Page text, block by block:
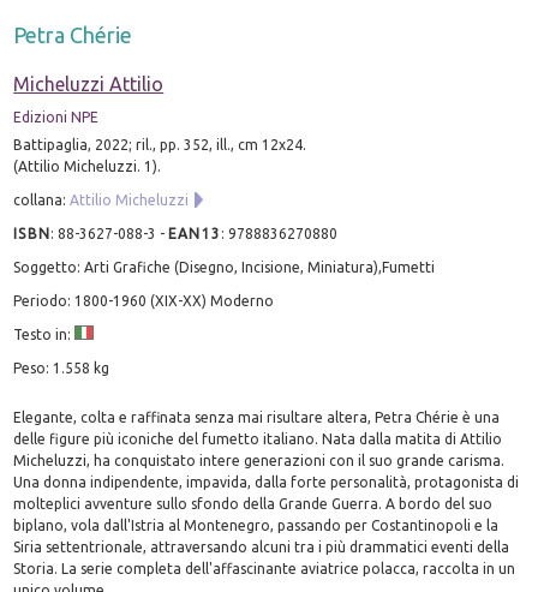
Petra Chérie
Micheluzzi Attilio
Edizioni NPE
Battipaglia, 2022; ril., pp. 352, ill., cm 12x24.
(Attilio Micheluzzi. 1).
collana:Attilio Micheluzzi
ISBN:88-3627-088-3 - EAN13 :9788836270880
Soggetto: Arti Grafiche (Disegno, Incisione, Miniatura),Fumetti
Periodo: 1800-1960 (XIX-XX) Moderno
Testo in:
Peso: 1.558 kg
Elegante, colta e raffinata senza mai risultare altera, Petra Chérie è una
delle figure più iconiche del fumetto italiano. Nata dalla matita di Attilio
Micheluzzi, ha conquistato intere generazioni con il suo grande carisma.
Una donna indipendente, impavida, dalla forte personalità, protagonista di
molteplici avventure sullo sfondo della Grande Guerra. A bordo del suo
biplano, vola dall'Istria al Montenegro, passando per Costantinopoli e la
Siria settentrionale, attraversando alcuni tra i più drammatici eventi della
Storia. La serie completa dell'affascinante aviatrice polacca, raccolta in un